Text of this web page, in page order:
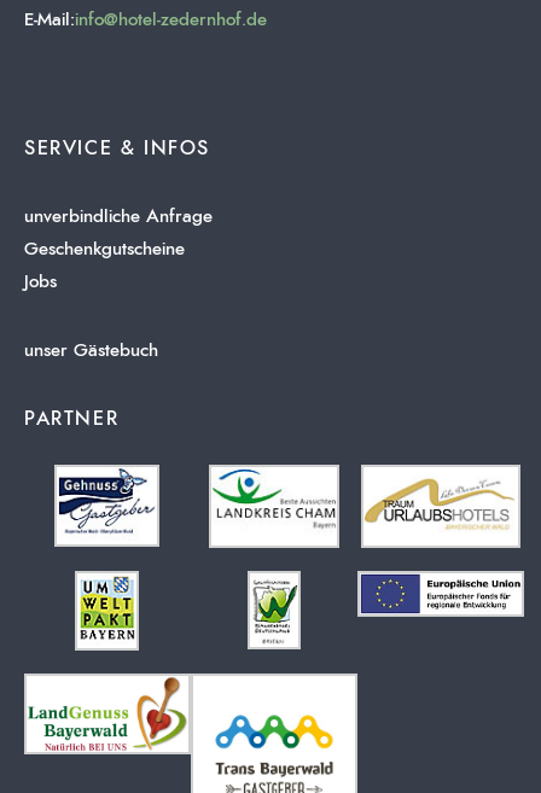
E-Mail:info@hotel-zedernhof.de
SERVICE & INFOS
unverbindliche Anfrage
Geschenkgutscheine
Jobs
unser Gästebuch
PARTNER